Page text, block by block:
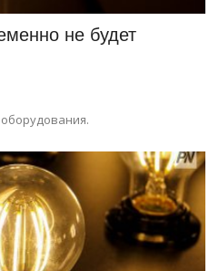
не будет